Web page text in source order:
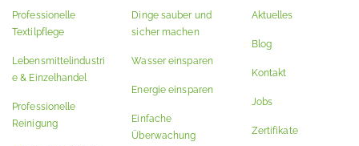
Professionelle
Textilpflege
Lebensmittelindustri
e & Einzelhandel
Professionelle
Reinigung
Dinge sauber und
sicher machen
Wasser einsparen
Energie einsparen
Einfache
Überwachung
Aktuelles
Blog
Kontakt
Jobs
Zertifikate